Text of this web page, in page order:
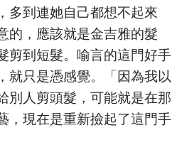
多到連她自己都想不起來
的，應該就是金吉雅的髮
剪到短髮。喻言的這門好手
就只是憑感覺。「因為我以
別人剪頭髮，可能就是在那
，現在是重新撿起了這門手